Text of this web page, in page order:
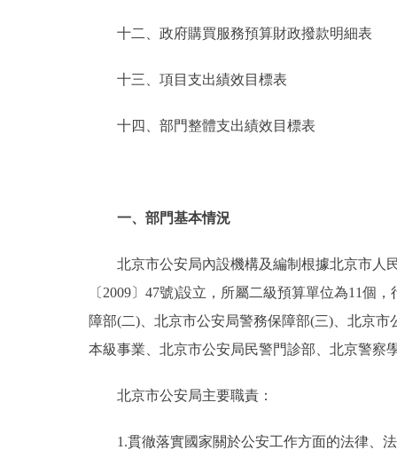
十二、政府購買服務預算財政撥款明細表
十三、項目支出績效目標表
十四、部門整體支出績效目標表
一、部門基本情況
北京市公安局內設機構及編制根據北京市人民
〔2009〕47號)設立，所屬二級預算單位為11個
障部(二)、北京市公安局警務保障部(三)、北京
本級事業、北京市公安局民警門診部、北京警察
北京市公安局主要職責：
1.貫徹落實國家關於公安工作方面的法律、法